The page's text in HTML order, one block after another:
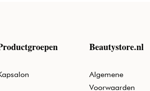
Beautystore.nl
Algemene
Voorwaarden